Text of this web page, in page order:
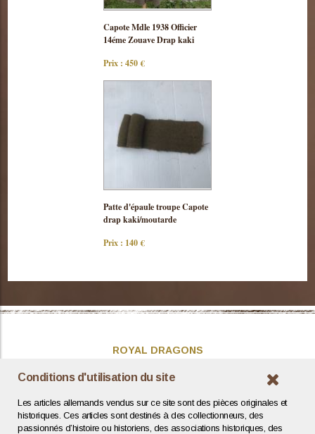
Conditions d'utilisation du site
Les articles allemands vendus sur ce site sont des pièces originales et
historiques. Ces articles sont destinés à des collectionneurs, des
passionnés d’histoire ou historiens, des associations historiques, des
Consulter
cette pièce
Capote Mdle 1938 Officier
14éme Zouave Drap kaki
Prix : 450 €
Consulter
cette pièce
Patte d'épaule troupe Capote
drap kaki/moutarde
Prix : 140 €
ROYAL DRAGONS
Présentation
Contact / Coordonnées